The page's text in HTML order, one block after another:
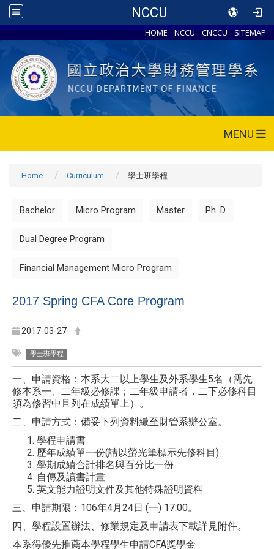
NCCU
HOME NCCU CNCCU SITEMAP
MENU
Home Curriculum 學士班學程
Bachelor Micro Program Master Ph. D.
Dual Degree Program
Financial Management Micro Program
2017 Spring CFA Core Program
2017-03-27
學士班學程
一、申請資格：本系大二以上學生及外系學生5名（需先
修本系一、二年級必修課；二年級申請者，二下必修科目
須為修習中且列在成績單上）。
二、申請方式：備妥下列資料繳至財管系辦公室。
學程申請書
歷年成績單一份(請以螢光筆標示先修科目)
學期成績合計排名與百分比一份
自傳及讀書計畫
英文能力證明文件及其他特殊證明資料
三、申請期限：106年4月24日 (一) 17:00。
四、學程設置辦法、修業規定及申請表下載詳見附件。
本系得優先推薦本學程學生申請CFA獎學金